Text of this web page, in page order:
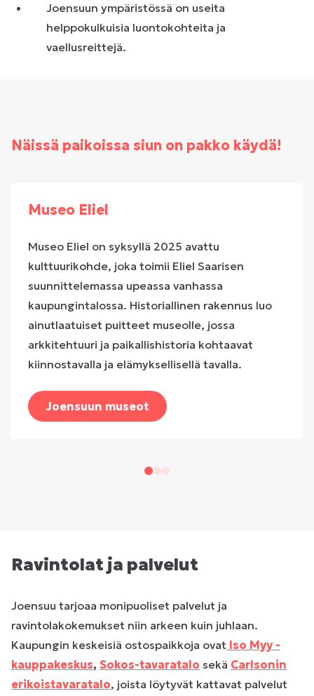
Joensuun ympäristössä on useita
helppokulkuisia luontokohteita ja
vaellusreittejä.
Näissä paikoissa siun on pakko käydä!
Museo Eliel
Museo Eliel on syksyllä 2025 avattu
kulttuurikohde, joka toimii Eliel Saarisen
suunnittelemassa upeassa vanhassa
kaupungintalossa. Historiallinen rakennus luo
ainutlaatuiset puitteet museolle, jossa
arkkitehtuuri ja paikallishistoria kohtaavat
kiinnostavalla ja elämyksellisellä tavalla.
Joensuun museot
Ravintolat ja palvelut
Joensuu tarjoaa monipuoliset palvelut ja
ravintolakokemukset niin arkeen kuin juhlaan.
Kaupungin keskeisiä ostospaikkoja ovat Iso Myy -
kauppakeskus, Sokos-tavaratalo sekä Carlsonin
erikoistavaratalo, joista löytyvät kattavat palvelut